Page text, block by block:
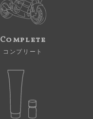
Complete
コンプリート